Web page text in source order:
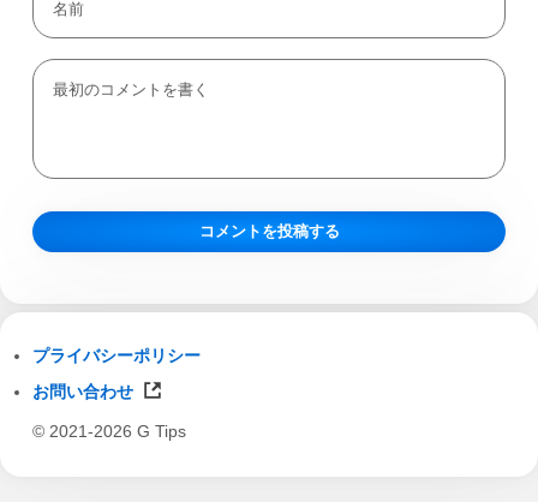
プライバシーポリシー
お問い合わせ
© 2021-2026 G Tips